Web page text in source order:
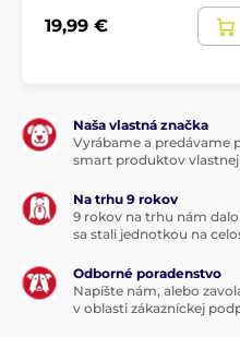
19,99 €
Naša vlastná značka
Vyrábame a predávame
smart produktov vlastnej
Na trhu 9 rokov
9 rokov na trhu nám
sa stali jednotkou na
Odborné poradenstvo
Napíšte nám, alebo
v oblasti zákazníckej